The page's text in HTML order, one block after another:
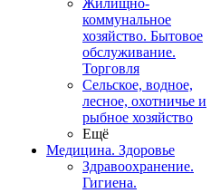
Жилищно-
коммунальное
хозяйство. Бытовое
обслуживание.
Торговля
Сельское, водное,
лесное, охотничье и
рыбное хозяйство
Ещё
Медицина. Здоровье
Здравоохранение.
Гигиена.